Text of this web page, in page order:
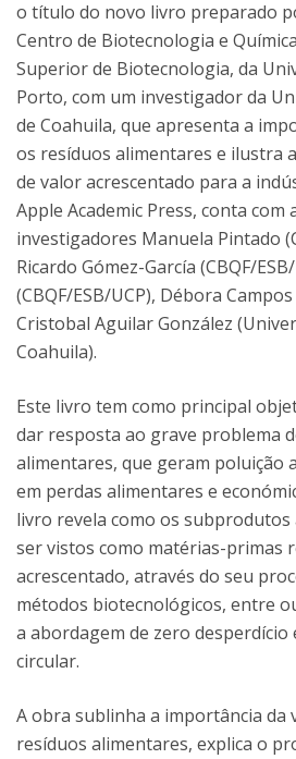
o título do novo livro preparado
Centro de Biotecnologia e
Superior de Biotecnologia, da
Porto, com um investigador da
de Coahuila, que apresenta a
os resíduos alimentares e ilustra
de valor acrescentado para a
Apple Academic Press, conta com
investigadores Manuela Pintado
Ricardo Gómez-García (CBQF/
(CBQF/ESB/UCP), Débora Campos
Cristobal Aguilar González
Coahuila).
Este livro tem como principal
dar resposta ao grave problema
alimentares, que geram poluição
em perdas alimentares e
livro revela como os
ser vistos como matérias-primas
acrescentado, através do seu
métodos biotecnológicos, entre
a abordagem de zero desperdício
circular.
A obra sublinha a importância da
resíduos alimentares, explica o